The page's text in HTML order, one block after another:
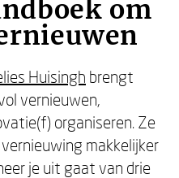
om
Huisingh brengt
vernieuwen,
organiseren. Ze
makkelijker
je uit gaat van drie